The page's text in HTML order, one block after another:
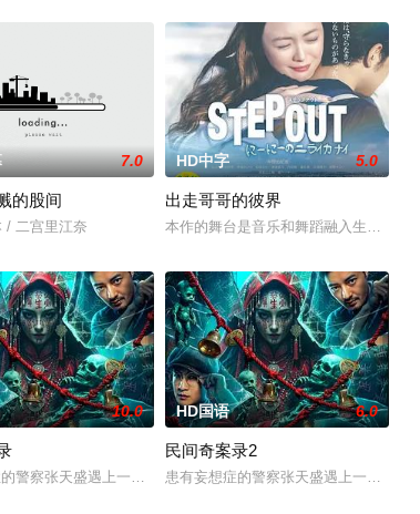
7.0
的股间
/ 二宫里江奈
HD中字 5.0
出走哥哥的彼界
本作的舞台是音乐和舞蹈融入生活的冲
哥哥向往的名校前途。砌砖建墙，朴拙的体力劳动，来得实
瑞真展开。在面对跨越视力障碍、好不容易成为陶艺家却离奇
10.0
警察张天盛遇上一起离奇的神像杀人事件，勘案过程中，牵引出
HD国语 6.0
民间奇案录2
患有妄想症的警察张天盛遇上一起离奇